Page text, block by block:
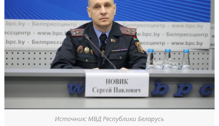
Источник: МВД Республики Беларусь